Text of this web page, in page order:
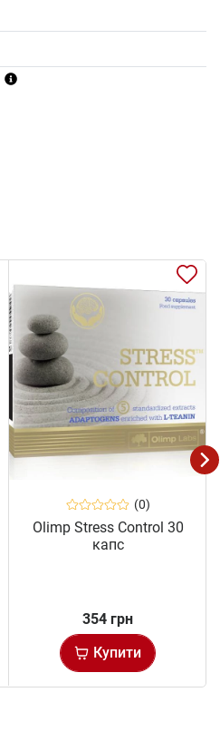
(0)
Olimp Stress Control 30
капс
354 грн
Купити